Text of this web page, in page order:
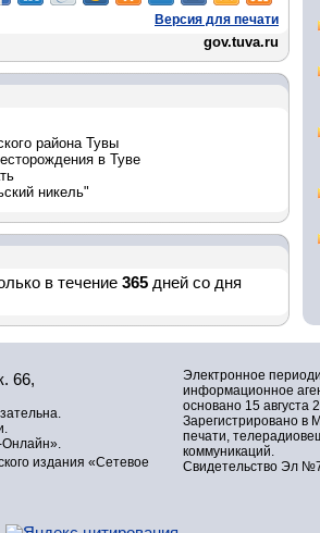
Версия для печати
gov.tuva.ru
района Тувы
в Туве
никель"
в течение 365 дней со дня
66,
Онлайн».
издания «Сетевое
Электронное
информационное
основано 15 августа
Зарегистрировано в
печати,
коммуникаций.
Свидетельство Эл